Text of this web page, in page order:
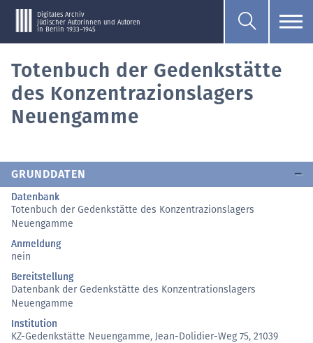
Digitales Archiv
jüdischer Autorinnen und Autoren
in Berlin 1933–1945
Totenbuch der Gedenkstätte
des Konzentrazionslagers
Neuengamme
GRUNDDATEN
Datenbank
Totenbuch der Gedenkstätte des Konzentrazionslagers
Neuengamme
Anmeldung
nein
Bereitstellung
Datenbank der Gedenkstätte des Konzentrationslagers
Neuengamme
Institution
KZ-Gedenkstätte Neuengamme, Jean-Dolidier-Weg 75, 21039